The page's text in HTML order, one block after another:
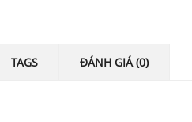
TAGS ĐÁNH GIÁ (0)